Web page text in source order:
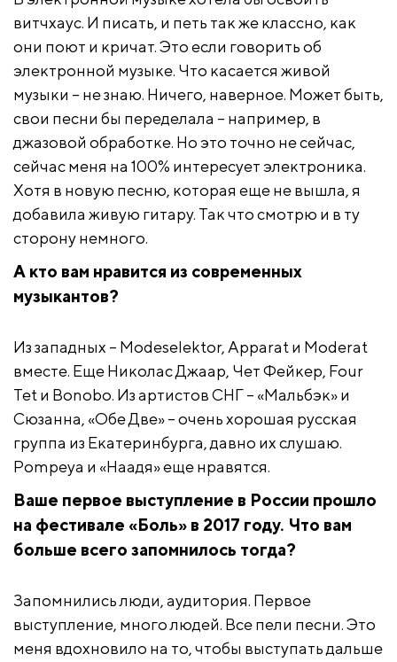
витчхаус. И писать, и петь так же классно, как
они поют и кричат. Это если говорить об
электронной музыке. Что касается живой
музыки – не знаю. Ничего, наверное. Может быть,
свои песни бы переделала – например, в
джазовой обработке. Но это точно не сейчас,
сейчас меня на 100% интересует электроника.
Хотя в новую песню, которая еще не вышла, я
добавила живую гитару. Так что смотрю и в ту
сторону немного.
А кто вам нравится из современных
музыкантов?
Из западных – Modeselektor, Apparat и Moderat
вместе. Еще Николас Джаар, Чет Фейкер, Four
Tet и Bonobo. Из артистов СНГ – «Мальбэк» и
Сюзанна, «Обе Две» – очень хорошая русская
группа из Екатеринбурга, давно их слушаю.
Pompeya и «Наадя» еще нравятся.
Ваше первое выступление в России прошло
на фестивале «Боль» в 2017 году. Что вам
больше всего запомнилось тогда?
Запомнились люди, аудитория. Первое
выступление, много людей. Все пели песни. Это
меня вдохновило на то, чтобы выступать дальше